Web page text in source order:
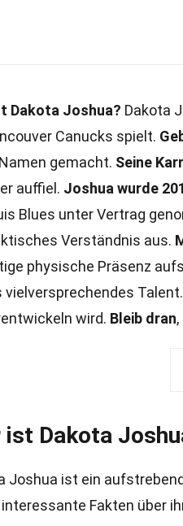
Dakota Joshua? Dakota
Canucks spielt.
gemacht. Seine
auffiel. Joshua wurde
Blues unter Vertrag
Verständnis aus.
physische Präsenz
vielversprechendes Talent.
wird. Bleib dran
ist Dakota
Joshua ist ein
Fakten über